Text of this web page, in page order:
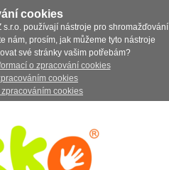
cookies
používají nástroje pro shromažďování
nám, prosím, jak můžeme tyto nástroje
své stránky vašim potřebám?
o zpracování cookies
cookies
cookies